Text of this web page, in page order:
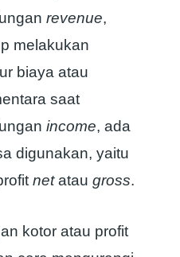
revenue,
melakukan
biaya atau
saat
income, ada
digunakan, yaitu
netatau gross.
kotor atau profit